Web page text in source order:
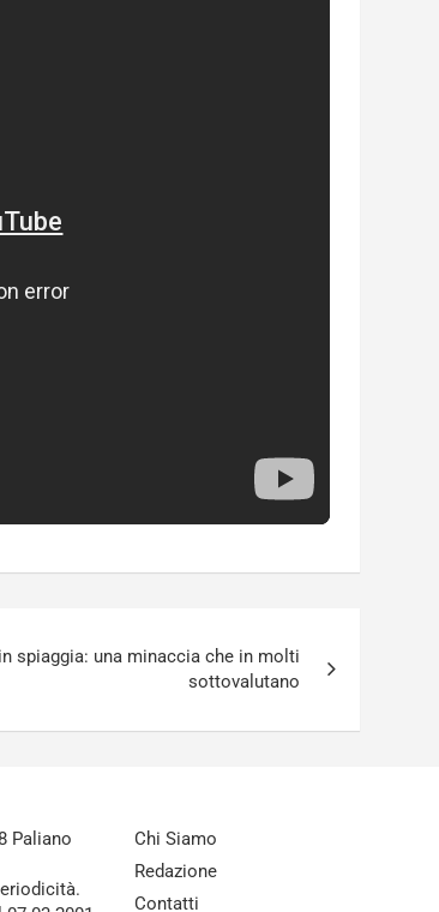
spiaggia: una minaccia che in molti
sottovalutano
Paliano
Chi Siamo
Redazione
Contatti